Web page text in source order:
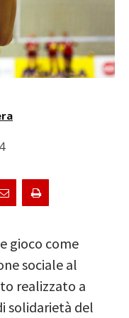
gioco come
sociale al
realizzato a
solidarietà del